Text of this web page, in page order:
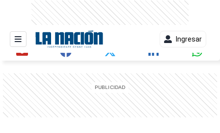
Ingresar